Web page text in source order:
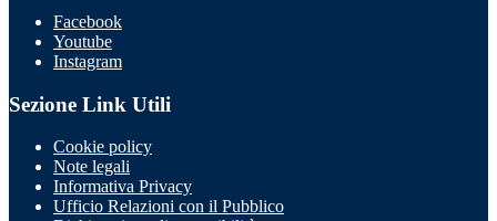
Facebook
Youtube
Instagram
Sezione Link Utili
Cookie policy
Note legali
Informativa Privacy
Ufficio Relazioni con il Pubblico